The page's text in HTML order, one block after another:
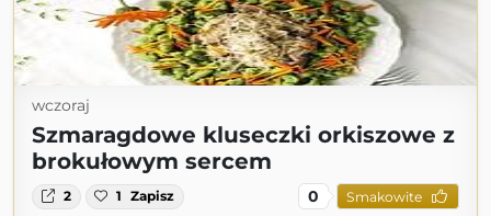
wczoraj
Szmaragdowe kluseczki orkiszowe z
brokułowym sercem
2 1 Zapisz 0 Smakowite